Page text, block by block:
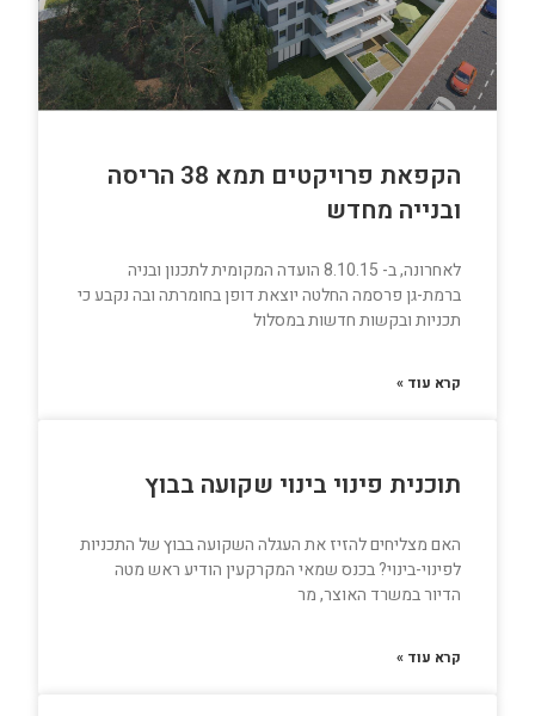
הקפאת פרויקטים תמא 38 הריסה
ובנייה מחדש
לאחרונה, ב- 8.10.15 הועדה המקומית לתכנון ובניה
ברמת-גן פרסמה החלטה יוצאת דופן בחומרתה ובה נקבע כי
תכניות ובקשות חדשות במסלול
קרא עוד »
תוכנית פינוי בינוי שקועה בבוץ
האם מצליחים להזיז את העגלה השקועה בבוץ של התכניות
לפינוי-בינוי? בכנס שמאי המקרקעין הודיע ראש מטה
הדיור במשרד האוצר, מר
קרא עוד »